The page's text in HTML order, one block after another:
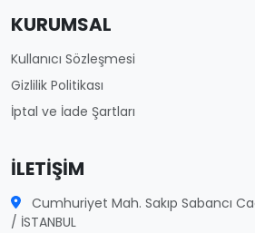
KURUMSAL
Kullanıcı Sözleşmesi
Gizlilik Politikası
İptal ve İade Şartları
İLETIŞIM
Cumhuriyet Mah. Sakıp Sabancı
/ İSTANBUL